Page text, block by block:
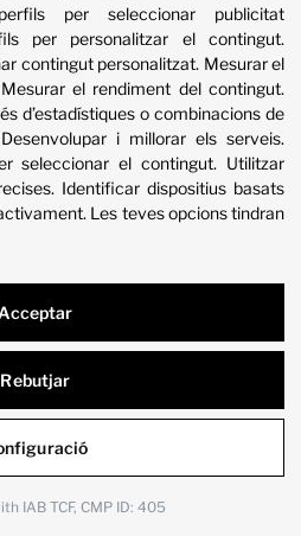
un poco más
per seleccionar publicitat
per personalitzar el contingut.
contingut personalitzat. Mesurar el
Mesurar el rendiment del contingut.
d’estadístiques o combinacions de
Desenvolupar i millorar els serveis.
seleccionar el contingut. Utilitzar
. Identificar dispositius basats
. Les teves opcions tindran
Rebutjar
Acceptar
IAB TCF, CMP ID: 405
Avís Legal
i Cookies